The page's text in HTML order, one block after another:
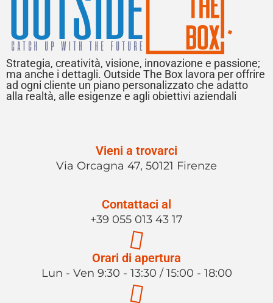
Strategia, creatività, visione, innovazione e passione;
ma anche i dettagli. Outside The Box lavora per offrire
ad ogni cliente un piano personalizzato che adatto
alla realtà, alle esigenze e agli obiettivi aziendali
Vieni a trovarci
Via Orcagna 47, 50121 Firenze
Contattaci al
+39 055 013 43 17
Orari di apertura
Lun - Ven 9:30 - 13:30 / 15:00 - 18:00